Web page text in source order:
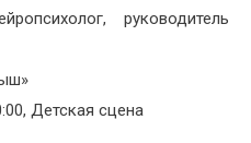
руководитель
Детская сцена